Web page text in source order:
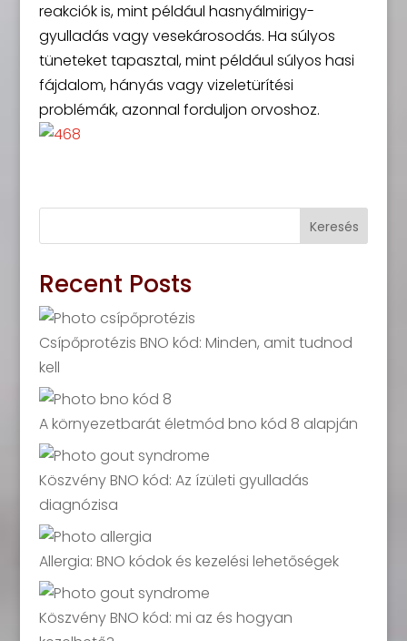
reakciók is, mint például hasnyálmirigy-
gyulladás vagy vesekárosodás. Ha súlyos
tüneteket tapasztal, mint például súlyos hasi
fájdalom, hányás vagy vizeletürítési
problémák, azonnal forduljon orvoshoz.
Keresés
Recent Posts
Csípőprotézis BNO kód: Minden, amit tudnod
kell
A környezetbarát életmód bno kód 8 alapján
Köszvény BNO kód: Az ízületi gyulladás
diagnózisa
Allergia: BNO kódok és kezelési lehetőségek
Köszvény BNO kód: mi az és hogyan